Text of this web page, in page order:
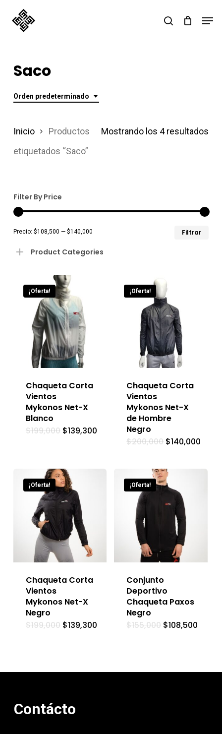
search
Saco
Orden predeterminado
Mostrando los 4 resultados
Inicio
Productos
etiquetados “Saco”
Filter By Price
Filtrar
Precio: $108,500 — $140,000
Product Categories
¡Oferta!
Chaqueta Corta
Vientos
Mykonos Net-X
Blanco
$199,000 $139,300
¡Oferta!
Chaqueta Corta
Vientos
Mykonos Net-X
de Hombre
Negro
$200,000 $140,000
¡Oferta!
Chaqueta Corta
Vientos
Mykonos Net-X
Negro
$199,000 $139,300
¡Oferta!
Conjunto
Deportivo
Chaqueta Paxos
Negro
$155,000 $108,500
Contácto